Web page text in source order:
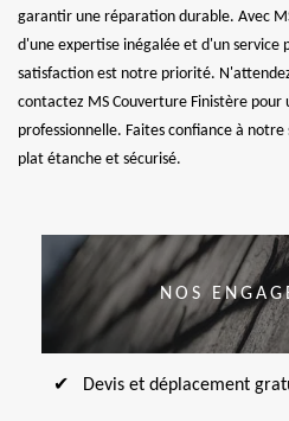
garantir une réparation durable. Avec
d'une expertise inégalée et d'un service
satisfaction est notre priorité.
contactez MS Couverture Finistère
professionnelle. Faites confiance à
plat étanche et sécurisé.
NOS
Devis et déplacement